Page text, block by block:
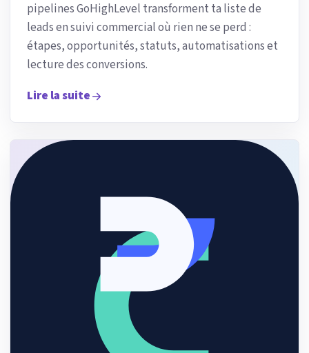
pipelines GoHighLevel transforment ta liste de
leads en suivi commercial où rien ne se perd :
étapes, opportunités, statuts, automatisations et
lecture des conversions.
Lire la suite